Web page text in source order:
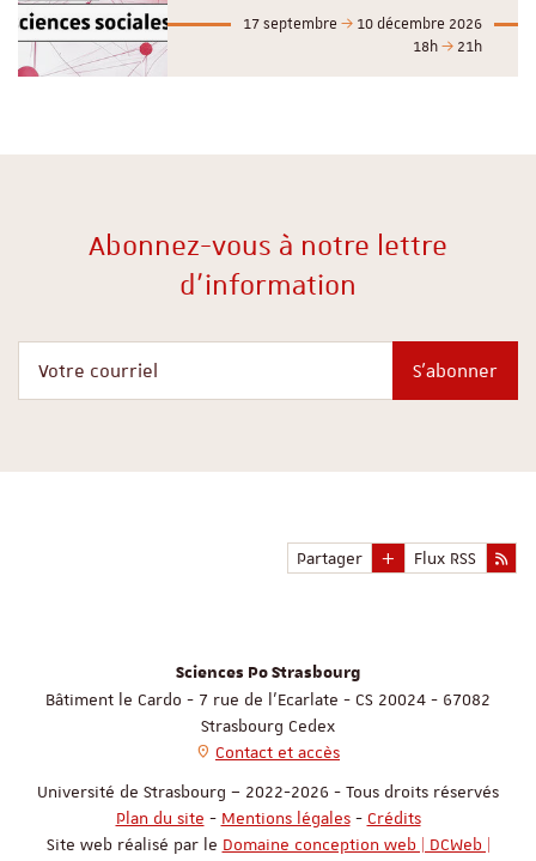
17 septembre
10 décembre 2026
18h
21h
Abonnez-vous à notre lettre
d'information
S'abonner
Partager Flux RSS
Sciences Po Strasbourg
Bâtiment le Cardo - 7 rue de l'Ecarlate - CS 20024 - 67082
Strasbourg Cedex
Contact et accès
Université de Strasbourg – 2022-2026 - Tous droits réservés
Plan du site - Mentions légales- Crédits
Site web réalisé par le Domaine conception web | DCWeb |